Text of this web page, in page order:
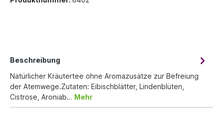
Beschreibung
Natürlicher Kräutertee ohne Aromazusätze zur Befreiung
der Atemwege.Zutaten: Eibischblätter, Lindenblüten,
Cistrose, Aroniab… Mehr